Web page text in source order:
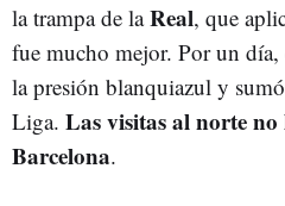
la trampa de laReal, que
fue mucho mejor. Por un día,
la presión blanquiazul y
Liga. Las visitas al norte
Barcelona.